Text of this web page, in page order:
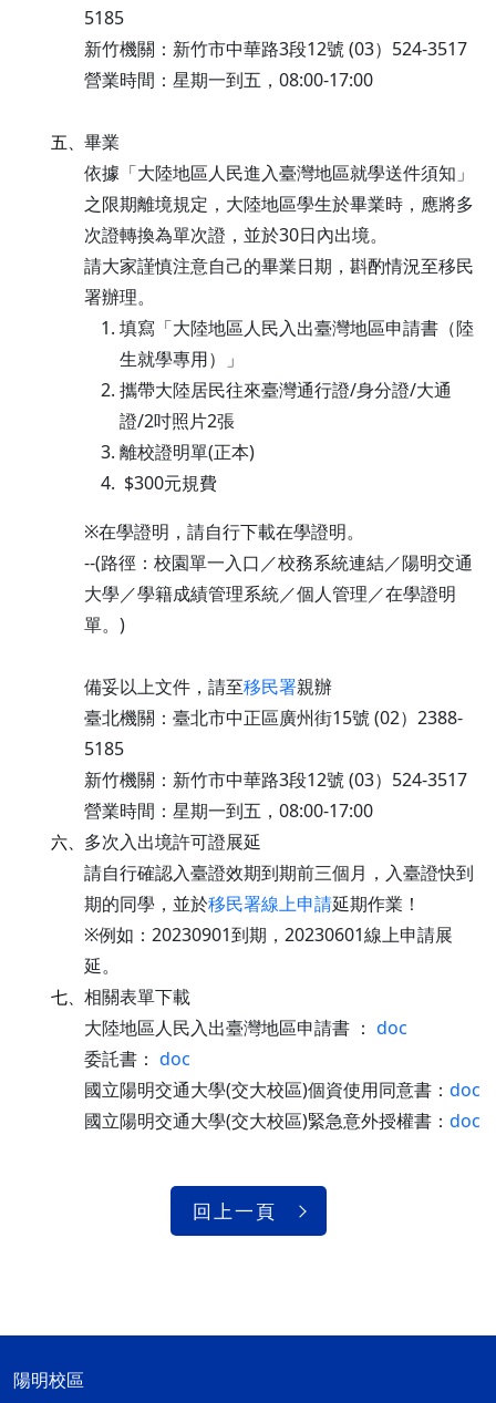
5185
新竹機關：新竹市中華路3段12號 (03）524-3517
營業時間：星期一到五，08:00-17:00
五、 畢業
依據「大陸地區人民進入臺灣地區就學送件須知」
之限期離境規定，大陸地區學生於畢業時，應將多
次證轉換為單次證，並於30日內出境。
請大家謹慎注意自己的畢業日期，斟酌情況至移民
署辦理。
填寫「大陸地區人民入出臺灣地區申請書（陸
生就學專用）」
攜帶大陸居民往來臺灣通行證/身分證/大通
證/2吋照片2張
離校證明單(正本)
$300元規費
※在學證明，請自行下載在學證明。
--(路徑：校園單一入口／校務系統連結／陽明交通
大學／學籍成績管理系統／個人管理／在學證明
單。)
備妥以上文件，請至移民署親辦
臺北機關：臺北市中正區廣州街15號 (02）2388-
5185
新竹機關：新竹市中華路3段12號 (03）524-3517
營業時間：星期一到五，08:00-17:00
六、 多次入出境許可證展延
請自行確認入臺證效期到期前三個月，入臺證快到
期的同學，並於移民署線上申請延期作業！
※例如：20230901到期，20230601線上申請展
延。
七、 相關表單下載
大陸地區人民入出臺灣地區申請書 ： doc
委託書： doc
國立陽明交通大學(交大校區)個資使用同意書： doc
國立陽明交通大學(交大校區)緊急意外授權書： doc
回上一頁
陽明校區